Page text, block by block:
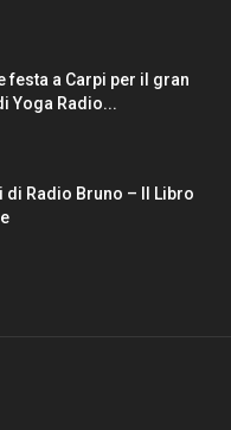
festa a Carpi per il gran
Yoga Radio...
di Radio Bruno – Il Libro